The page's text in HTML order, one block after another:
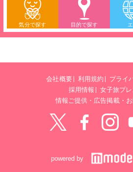
気分で探す 目的で探す
会社概要 利用規約
プライ
採用情報
女子旅プ
情報ご提供・広告掲載・
powered by